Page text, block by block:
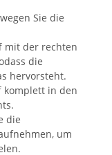
Sie die
mit der rechten
die
hervorsteht.
komplett in den
die
um